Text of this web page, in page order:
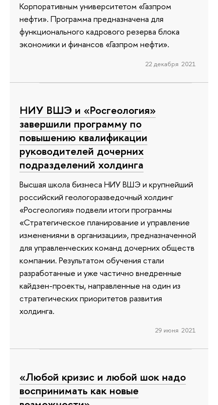
Корпоративным университетом «Газпром
нефти». Программа предназначена для
функционального кадрового резерва блока
экономики и финансов «Газпром нефти».
22 декабря 2021
НИУ ВШЭ и «Росгеология»
завершили программу по
повышению квалификации
руководителей дочерних
подразделений холдинга
Высшая школа бизнеса НИУ ВШЭ и крупнейший
российский геологоразведочный холдинг
«Росгеология» подвели итоги программы
«Стратегическое планирование и управление
изменениями в организации», предназначенной
для управленческих команд дочерних обществ
компании. Результатом обучения стали
разработанные и уже частично внедренные
кайдзен-проекты, направленные на один из
стратегических приоритетов развития
холдинга.
29 июня 2021
«Любой кризис и любой шок надо
воспринимать как новые